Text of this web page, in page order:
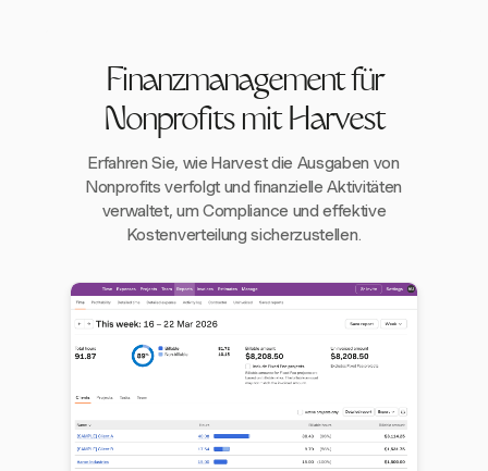
Finanzmanagement für
Nonprofits mit Harvest
Erfahren Sie, wie Harvest die Ausgaben von
Nonprofits verfolgt und finanzielle Aktivitäten
verwaltet, um Compliance und effektive
Kostenverteilung sicherzustellen.